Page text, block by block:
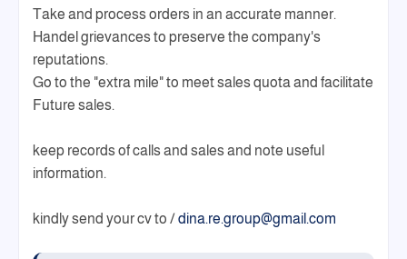
Take and process orders in an accurate manner.
Handel grievances to preserve the company's
reputations.
Go to the "extra mile" to meet sales quota and facilitate
Future sales.
keep records of calls and sales and note useful
information.
kindly send your cv to /dina.re.group@gmail.com